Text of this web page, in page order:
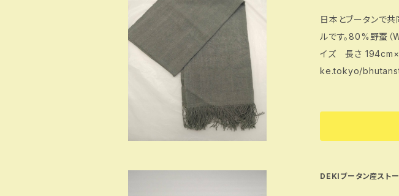
日本とブータンで
ルです。80%野蚕
イズ 長さ 194cm×幅 60cm ブータンストールSHOPに関する
ke.tokyo/
DEKIブータン産ス